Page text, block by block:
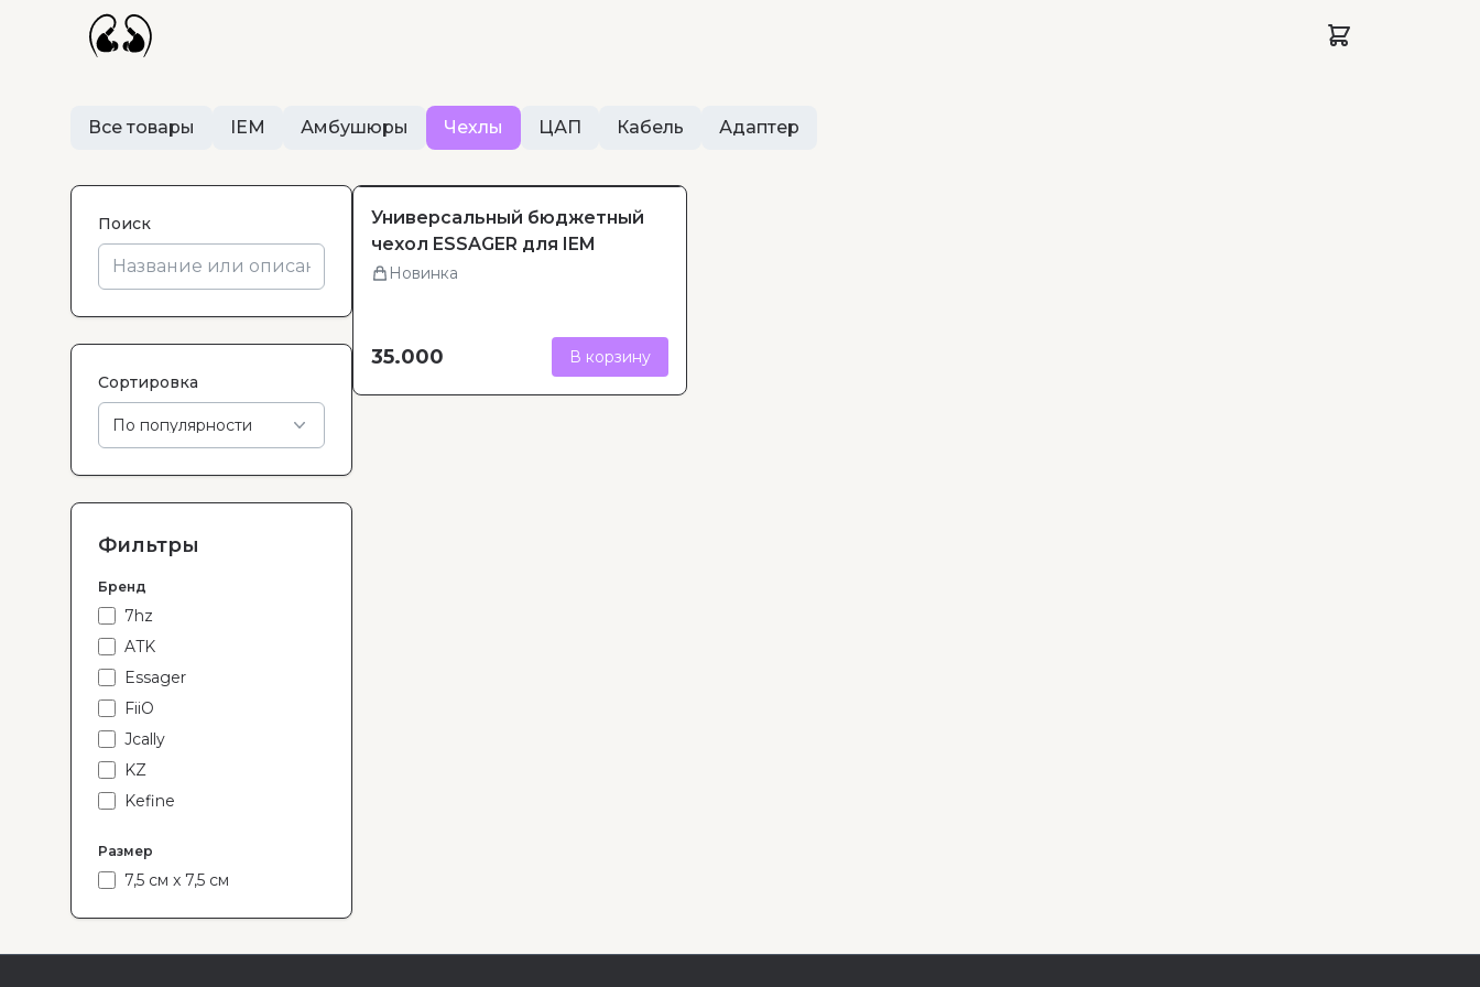
Все товары IEM Амбушюры Чехлы ЦАП Кабель Адаптер
Поиск
Сортировка
По популярности
Фильтры
Бренд
7hz
ATK
Essager
FiiO
Jcally
KZ
Kefine
Kiwi Ears
Moondrop
New Bee
NiceHCK
Размер
7,5 см x 7,5 см
Универсальный бюджетный
чехол ESSAGER для IEM
Новинка
35.000 В корзину